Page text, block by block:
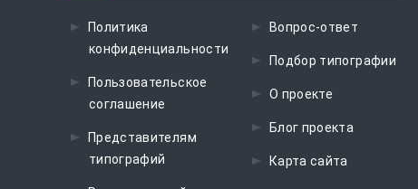
Политика
конфиденциальности
Пользовательское
соглашение
Представителям
типографий
Вопрос-ответ
Подбор типографии
О проекте
Блог проекта
Карта сайта